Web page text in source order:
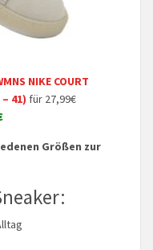
NIKE COURT
41) für 27,99€
Größen zur